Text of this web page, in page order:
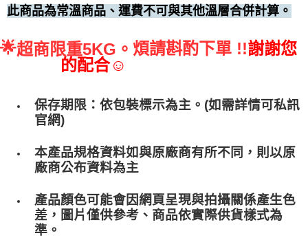
此商品為常溫商品、運費不可與其他溫層合併計算。
🌟超商限重5KG。 煩請斟酌下單 !!謝謝您
的配合☺
保存期限：依包裝標示為主。(如需詳情可私訊
官網)
本產品規格資料如與原廠商有所不同，則以原
廠商公布資料為主
產品顏色可能會因網頁呈現與拍攝關係產生色
差，圖片僅供參考、商品依實際供貨樣式為
準。